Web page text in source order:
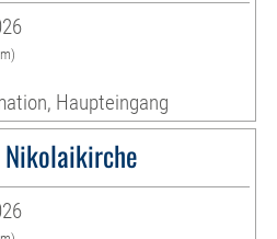
Haupteingang